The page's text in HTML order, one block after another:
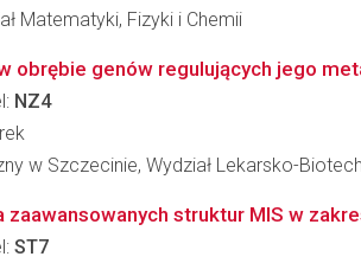
Matematyki, Fizyki i Chemii
obrębie genów regulujących jego
NZ4
w Szczecinie, Wydział Lekarsko-
zaawansowanych struktur MIS w
ST7